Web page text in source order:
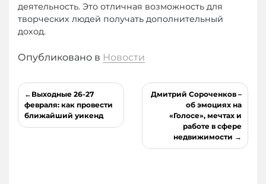
деятельность. Это отличная возможность для
творческих людей получать дополнительный
доход.
Опубликовано в Новости
Навигация
по
записям
Выходные 26-27
февраля: как провести
ближайший уикенд
Дмитрий Сороченков –
об эмоциях на
«Голосе», мечтах и
работе в сфере
недвижимости